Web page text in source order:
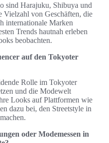
sind Harajuku, Shibuya und
Vielzahl von Geschäften, die
internationale Marken
Trends hautnah erleben
beobachten.
auf den Tokyoter
Rolle im Tokyoter
und die Modewelt
Looks auf Plattformen wie
dazu bei, den Streetstyle in
oder Modemessen in